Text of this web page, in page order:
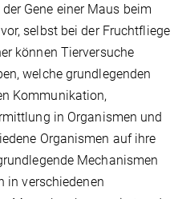
Gene einer Maus beim
selbst bei der Fruchtfliege
können Tierversuche
welche grundlegenden
Kommunikation,
in Organismen und
Organismen auf ihre
Mechanismen
in verschiedenen